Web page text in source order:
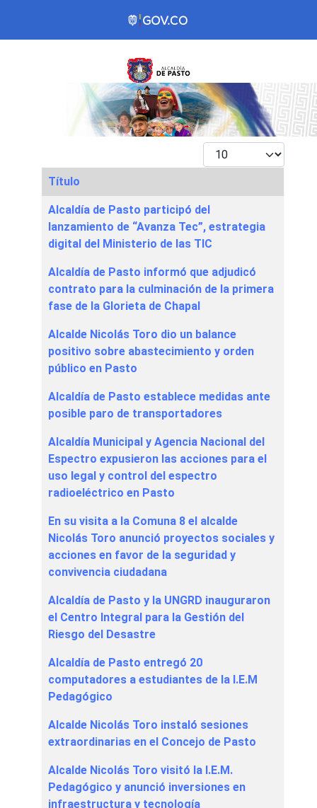
Mostrar #
Articles
Título
Alcaldía de Pasto participó del
lanzamiento de “Avanza Tec”, estrategia
digital del Ministerio de las TIC
Alcaldía de Pasto informó que adjudicó
contrato para la culminación de la primera
fase de la Glorieta de Chapal
Alcalde Nicolás Toro dio un balance
positivo sobre abastecimiento y orden
público en Pasto
Alcaldía de Pasto establece medidas ante
posible paro de transportadores
Alcaldía Municipal y Agencia Nacional del
Espectro expusieron las acciones para el
uso legal y control del espectro
radioeléctrico en Pasto
En su visita a la Comuna 8 el alcalde
Nicolás Toro anunció proyectos sociales y
acciones en favor de la seguridad y
convivencia ciudadana
Alcaldía de Pasto y la UNGRD inauguraron
el Centro Integral para la Gestión del
Riesgo del Desastre
Alcaldía de Pasto entregó 20
computadores a estudiantes de la I.E.M
Pedagógico
Alcalde Nicolás Toro instaló sesiones
extraordinarias en el Concejo de Pasto
Alcalde Nicolás Toro visitó la I.E.M.
Pedagógico y anunció inversiones en
infraestructura y tecnología